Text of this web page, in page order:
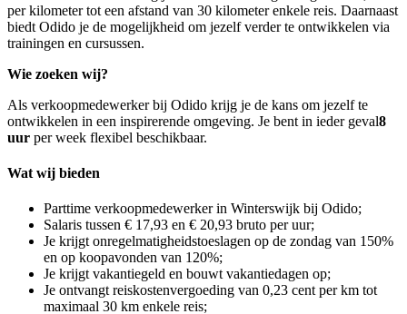
per kilometer tot een afstand van 30 kilometer enkele reis. Daarnaast
biedt Odido je de mogelijkheid om jezelf verder te ontwikkelen via
trainingen en cursussen.
Wie zoeken wij?
Als verkoopmedewerker bij Odido krijg je de kans om jezelf te
ontwikkelen in een inspirerende omgeving. Je bent in ieder geval8
uur per week flexibel beschikbaar.
Wat wij bieden
Parttime verkoopmedewerker in Winterswijk bij Odido;
Salaris tussen € 17,93 en € 20,93 bruto per uur;
Je krijgt onregelmatigheidstoeslagen op de zondag van 150%
en op koopavonden van 120%;
Je krijgt vakantiegeld en bouwt vakantiedagen op;
Je ontvangt reiskostenvergoeding van 0,23 cent per km tot
maximaal 30 km enkele reis;